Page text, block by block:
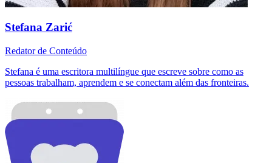
Stefana Zarić
Redator de Conteúdo
Stefana é uma escritora multilíngue que escreve sobre como as
pessoas trabalham, aprendem e se conectam além das fronteiras.